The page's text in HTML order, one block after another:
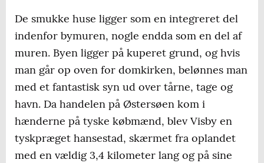
De smukke huse ligger som en integreret del
indenfor bymuren, nogle endda som en del af
muren. Byen ligger på kuperet grund, og hvis
man går op oven for domkirken, belønnes man
med et fantastisk syn ud over tårne, tage og
havn. Da handelen på Østersøen kom i
hænderne på tyske købmænd, blev Visby en
tyskpræget hansestad, skærmet fra oplandet
med en vældig 3,4 kilometer lang og på sine